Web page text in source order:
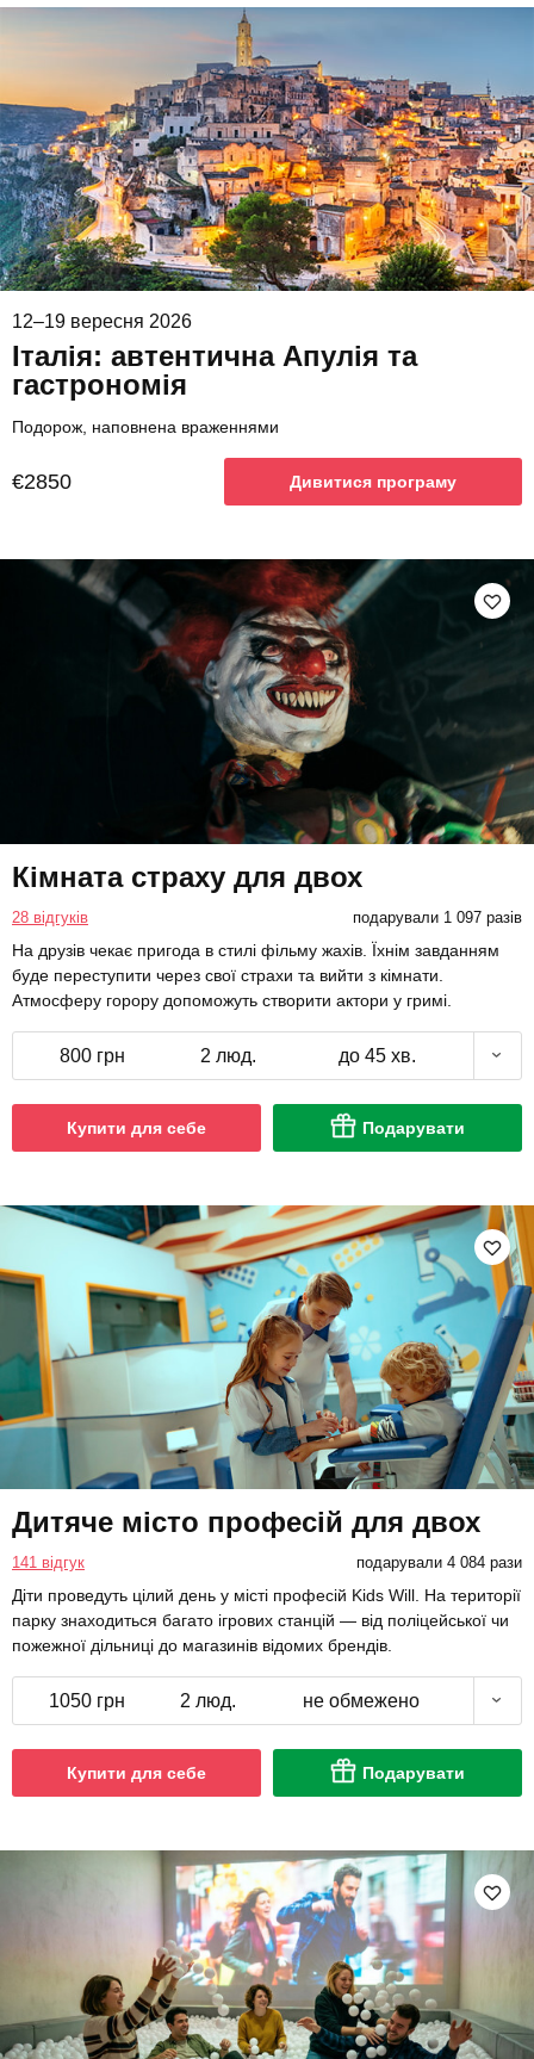
12–19 вересня 2026
Італія: автентична Апулія та
гастрономія
Подорож, наповнена враженнями
€2850 Дивитися програму
Кімната страху для двох
28 відгуків подарували 1 097 разів
На друзів чекає пригода в стилі фільму жахів. Їхнім завданням
буде переступити через свої страхи та вийти з кімнати.
Атмосферу горору допоможуть створити актори у гримі.
800 грн 2 люд. до 45 хв.
Купити для себе Подарувати
Дитяче місто професій для двох
141 відгук подарували 4 084 рази
Діти проведуть цілий день у місті професій Kids Will. На території
парку знаходиться багато ігрових станцій — від поліцейської чи
пожежної дільниці до магазинів відомих брендів.
1050 грн 2 люд. не обмежено
Купити для себе Подарувати